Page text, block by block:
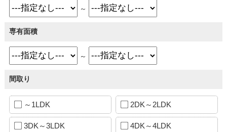
～
専有面積
～
間取り
～1LDK 2DK～2LDK
3DK～3LDK 4DK～4LDK